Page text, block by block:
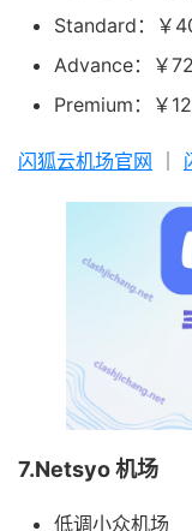
Standard：￥
Advance：￥
Premium：￥
闪狐云机场官网
7.Netsyo 机场
低调小众机场